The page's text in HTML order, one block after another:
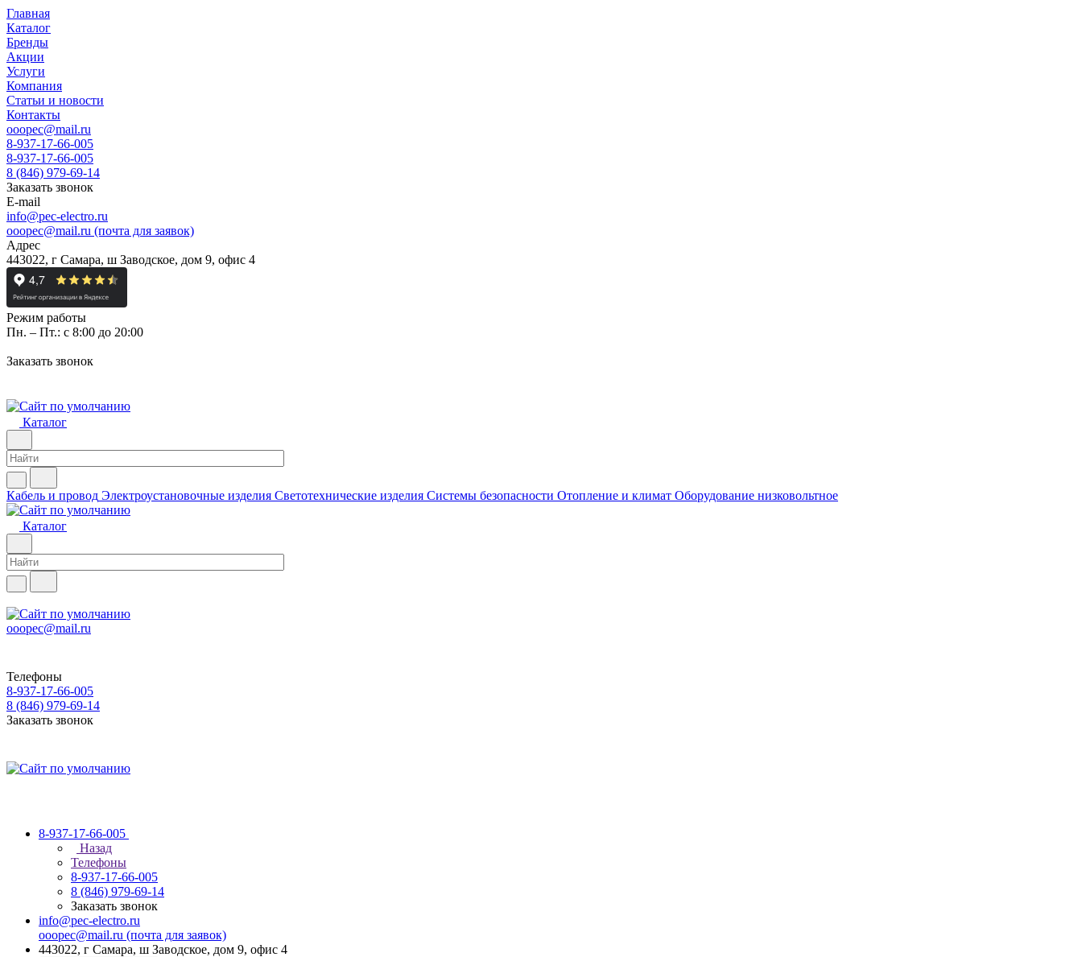
Главная
Каталог
Бренды
Акции
Услуги
Компания
Статьи и новости
Контакты
ooopec@mail.ru
8-937-17-66-005
8-937-17-66-005
8 (846) 979-69-14
Заказать звонок
E-mail
info@pec-electro.ru
ooopec@mail.ru (почта для заявок)
Адрес
443022, г Самара, ш Заводское, дом 9, офис 4
Режим работы
Пн. – Пт.: с 8:00 до 20:00
Заказать звонок
Каталог
Кабель и провод Электроустановочные изделия Светотехнические изделия Системы безопасности Отопление и климат Оборудование низковольтное
Каталог
ooopec@mail.ru
Телефоны
8-937-17-66-005
8 (846) 979-69-14
Заказать звонок
8-937-17-66-005
Назад
Телефоны
8-937-17-66-005
8 (846) 979-69-14
Заказать звонок
info@pec-electro.ru
ooopec@mail.ru (почта для заявок)
443022, г Самара, ш Заводское, дом 9, офис 4